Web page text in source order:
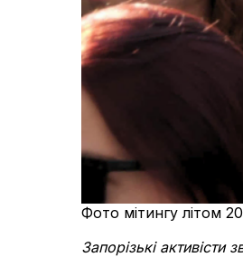
Фото мітингу літом
Запорізькі активісти